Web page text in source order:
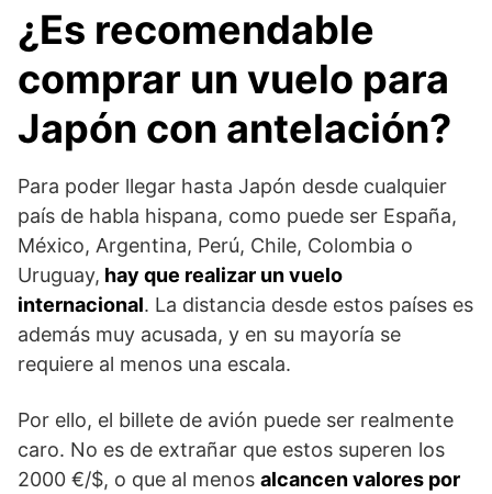
¿Es recomendable
comprar un vuelo para
Japón con antelación?
Para poder llegar hasta Japón desde cualquier
país de habla hispana, como puede ser España,
México, Argentina, Perú, Chile, Colombia o
Uruguay, hay que realizar un vuelo
internacional. La distancia desde estos países es
además muy acusada, y en su mayoría se
requiere al menos una escala.
Por ello, el billete de avión puede ser realmente
caro. No es de extrañar que estos superen los
2000 €/$, o que al menos alcancen valores por